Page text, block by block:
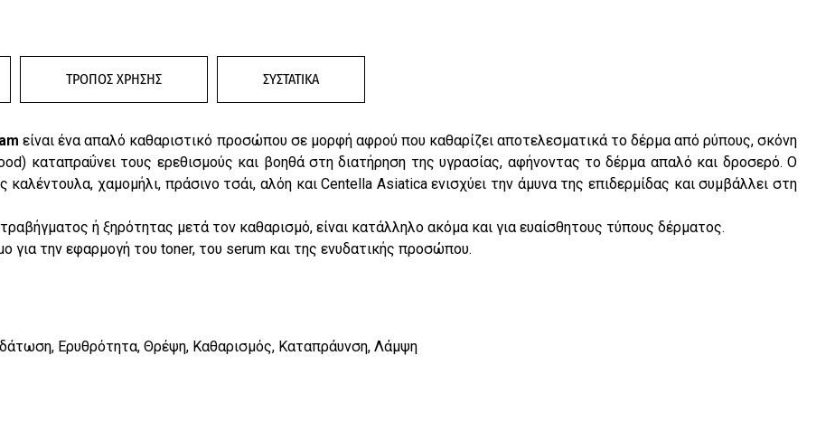
ΤΡΟΠΟΣ ΧΡΗΣΗΣ ΣΥΣΤΑΤΙΚΑ
είναι ένα απαλό καθαριστικό προσώπου σε μορφή αφρού που καθαρίζει αποτελεσματικά το δέρμα από ρύπους, σκόνη
καταπραΰνει τους ερεθισμούς και βοηθά στη διατήρηση της υγρασίας, αφήνοντας το δέρμα απαλό και δροσερό. Ο
χαμομήλι, πράσινο τσάι, αλόη και Centella Asiatica ενισχύει την άμυνα της επιδερμίδας και συμβάλλει στη
ή ξηρότητας μετά τον καθαρισμό, είναι κατάλληλο ακόμα και για ευαίσθητους τύπους δέρματος.
για την εφαρμογή του toner, του serum και της ενυδατικής προσώπου.
Ερυθρότητα, Θρέψη, Καθαρισμός, Καταπράυνση, Λάμψη